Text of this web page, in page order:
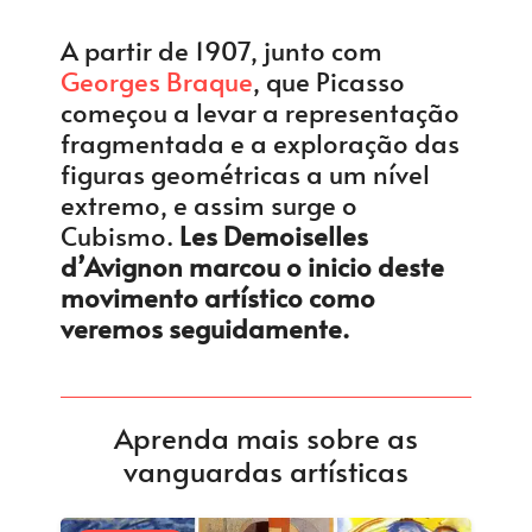
A partir de 1907, junto com
Georges Braque, que Picasso
começou a levar a representação
fragmentada e a exploração das
figuras geométricas a um nível
extremo, e assim surge o
Cubismo. Les Demoiselles
d’Avignon marcou o inicio deste
movimento artístico como
veremos seguidamente.
Aprenda mais sobre as
vanguardas artísticas